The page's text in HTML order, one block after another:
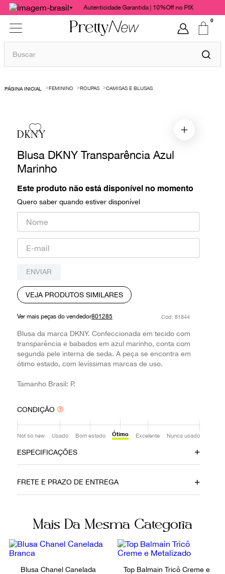
Autenticidade Garantida | 10%Off no PIX
0
Buscar
FEMININO ROUPAS CAMISAS E BLUSAS
DKNY
Blusa DKNY Transparência Azul
Marinho
Este produto não está disponível no momento
Quero saber quando estiver disponível
ENVIAR
VEJA PRODUTOS SIMILARES
Ver mais peças do vendedor801285 : 81844
Blusa da marca DKNY. Confeccionada em tecido com
transparência e babados em azul marinho, conta com
segunda pele interna de seda. A peça se encontra em
ótimo estado, com levíssimas marcas de uso.
Tamanho Brasil: P.
CONDIÇÃO
Not so new Usado Bom estado Ótimo Excelente Nunca usado
ESPECIFICAÇÕES
5032025 São Paulo
Tecido Azul Marinho
Fecho Fornecedor
FRETE E PRAZO DE ENTREGA
Não sei meu CEP
Mais Da Mesma Categoria
Blusa Chanel Canelada
Top Balmain Tricô Creme e
1º
bolsas
chanel
gucci
paula raia
burberry
prada
louis vuitton